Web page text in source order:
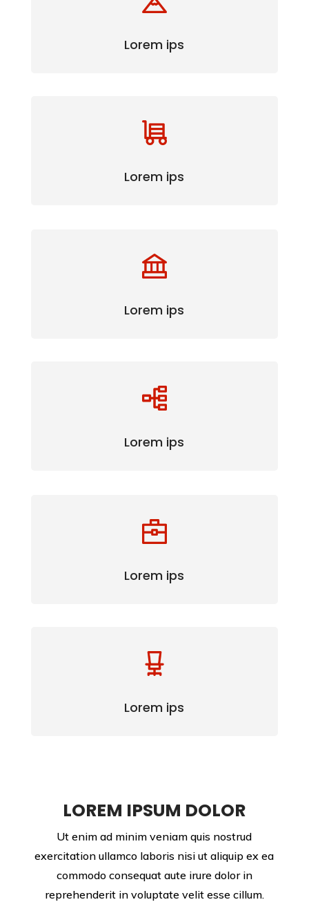
Lorem ips
Lorem ips
Lorem ips
Lorem ips
Lorem ips
Lorem ips
LOREM IPSUM DOLOR
Ut enim ad minim veniam quis nostrud
exercitation ullamco laboris nisi ut aliquip ex ea
commodo consequat aute irure dolor in
reprehenderit in voluptate velit esse cillum.